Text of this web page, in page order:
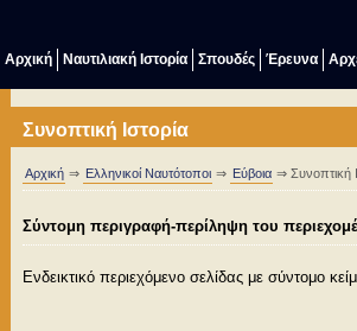
Αρχική Ναυτιλιακή Ιστορία Σπουδές Έρευνα
Συνοπτική Ιστορία
Αρχική ⇒ Ελληνικοί Ναυτότοποι ⇒ Εύβοια ⇒ Συνοπτική
Σύντομη περιγραφή-περίληψη του
Ενδεικτικό περιεχόμενο σελίδας με σύντομo